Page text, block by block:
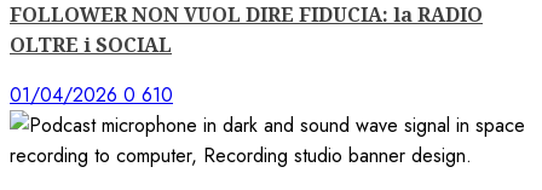
FOLLOWER NON VUOL DIRE FIDUCIA: la RADIO
OLTRE i SOCIAL
01/04/2026 0 610